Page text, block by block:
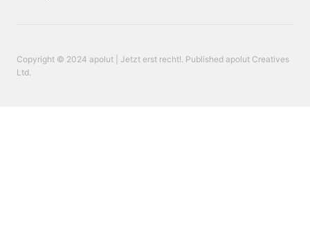
Copyright © 2024 apolut | Jetzt erst recht!. Published apolut Creatives
Ltd.